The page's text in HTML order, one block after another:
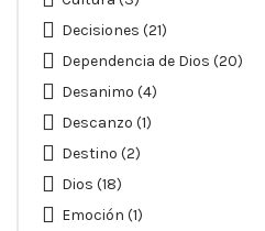
Decisiones (21)
Dependencia de Dios (20)
Desanimo (4)
Descanzo (1)
Destino (2)
Dios (18)
Emoción (1)